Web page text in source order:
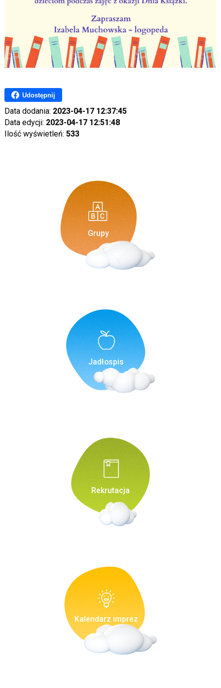
Udostępnij
Data dodania: 2023-04-17 12:37:45
Data edycji: 2023-04-17 12:51:48
Ilość wyświetleń: 533
Grupy
Jadłospis
Rekrutacja
Kalendarz imprez